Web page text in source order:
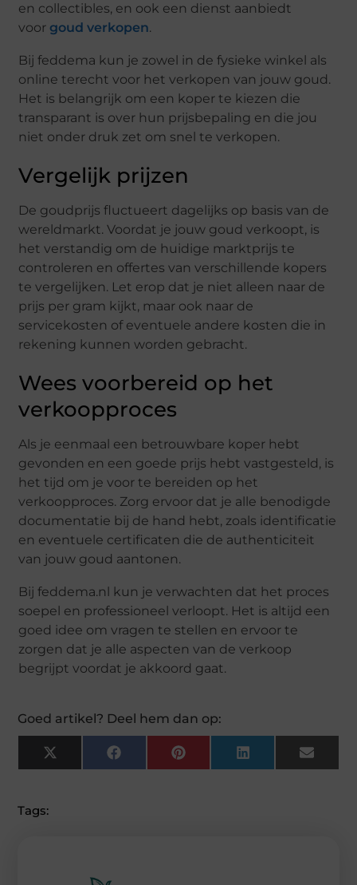
en collectibles, en ook een dienst aanbiedt
voorgoud verkopen.
Bij feddema kun je zowel in de fysieke winkel als
online terecht voor het verkopen van jouw goud.
Het is belangrijk om een koper te kiezen die
transparant is over hun prijsbepaling en die jou
niet onder druk zet om snel te verkopen.
Vergelijk prijzen
De goudprijs fluctueert dagelijks op basis van de
wereldmarkt. Voordat je jouw goud verkoopt, is
het verstandig om de huidige marktprijs te
controleren en offertes van verschillende kopers
te vergelijken. Let erop dat je niet alleen naar de
prijs per gram kijkt, maar ook naar de
servicekosten of eventuele andere kosten die in
rekening kunnen worden gebracht.
Wees voorbereid op het
verkoopproces
Als je eenmaal een betrouwbare koper hebt
gevonden en een goede prijs hebt vastgesteld, is
het tijd om je voor te bereiden op het
verkoopproces. Zorg ervoor dat je alle benodigde
documentatie bij de hand hebt, zoals identificatie
en eventuele certificaten die de authenticiteit
van jouw goud aantonen.
Bij feddema.nl kun je verwachten dat het proces
soepel en professioneel verloopt. Het is altijd een
goed idee om vragen te stellen en ervoor te
zorgen dat je alle aspecten van de verkoop
begrijpt voordat je akkoord gaat.
Goed artikel? Deel hem dan op:
X
(
F
A
P
I
L
I
E
M
Tags: